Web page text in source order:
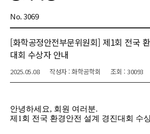
No. 3069
[화학공정안전부문위원회] 제1회 전국
대회 수상자 안내
2025.05.08 작성자 : 화학공학회 조회 : 30093